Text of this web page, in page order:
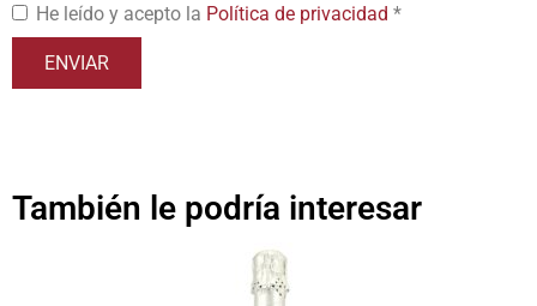
He leído y acepto la Política de privacidad *
También le podría interesar